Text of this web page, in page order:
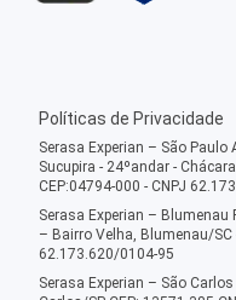
Políticas de Privacidade
Serasa Experian – São
Sucupira - 24ºandar -
CEP:04794-000 - CNPJ
Serasa Experian – Blumenau
– Bairro Velha, Blumenau/SC
62.173.620/0104-95
Serasa Experian – São